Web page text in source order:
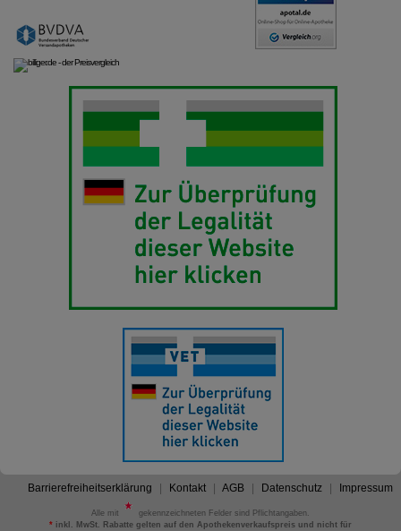
Barrierefreiheitserklärung Kontakt AGB Datenschutz Impressum
Alle mit
gekennzeichneten Felder sind Pflichtangaben.
*inkl. MwSt. Rabatte gelten auf den Apothekenverkaufspreis und nicht für